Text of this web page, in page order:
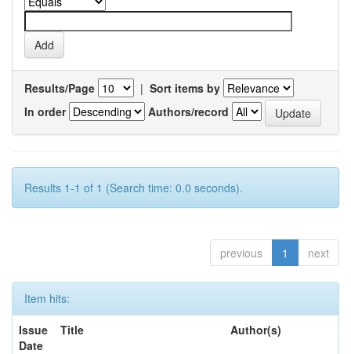
Results/Page | Sort items by
In order
Authors/record
Results 1-1 of 1 (Search time: 0.0 seconds).
previous 1 next
Item hits:
Issue
Date
Title Author(s)